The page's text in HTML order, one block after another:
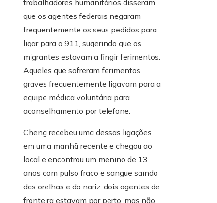
trabalhadores humanitários disseram
que os agentes federais negaram
frequentemente os seus pedidos para
ligar para o 911, sugerindo que os
migrantes estavam a fingir ferimentos.
Aqueles que sofreram ferimentos
graves frequentemente ligavam para a
equipe médica voluntária para
aconselhamento por telefone.
Cheng recebeu uma dessas ligações
em uma manhã recente e chegou ao
local e encontrou um menino de 13
anos com pulso fraco e sangue saindo
das orelhas e do nariz, dois agentes de
fronteira estavam por perto, mas não